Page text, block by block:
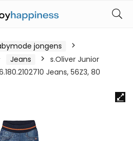
jongens
Jeans
s.Oliver Junior
Jeans, 56Z3, 80